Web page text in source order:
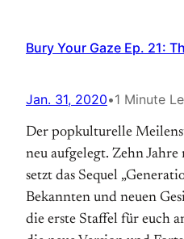
Bury Your Gaze Ep. 21:
Jan. 31, 2020•1 Minute
Der popkulturelle
neu aufgelegt. Zehn
setzt das Sequel
Bekannten und neuen
die erste Staffel für euch